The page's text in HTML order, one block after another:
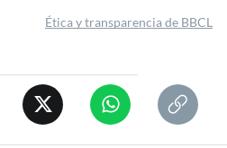
Ética y transparencia de BBCL